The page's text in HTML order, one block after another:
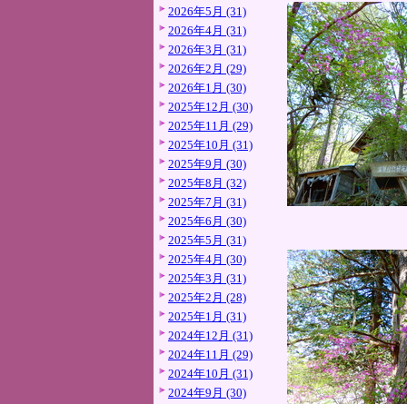
2026年5月 (31)
2026年4月 (31)
2026年3月 (31)
2026年2月 (29)
2026年1月 (30)
2025年12月 (30)
2025年11月 (29)
2025年10月 (31)
2025年9月 (30)
2025年8月 (32)
2025年7月 (31)
2025年6月 (30)
2025年5月 (31)
2025年4月 (30)
2025年3月 (31)
2025年2月 (28)
2025年1月 (31)
2024年12月 (31)
2024年11月 (29)
2024年10月 (31)
2024年9月 (30)